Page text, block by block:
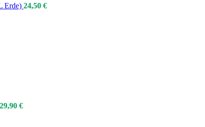
Erde) 24,50 €
29,90 €